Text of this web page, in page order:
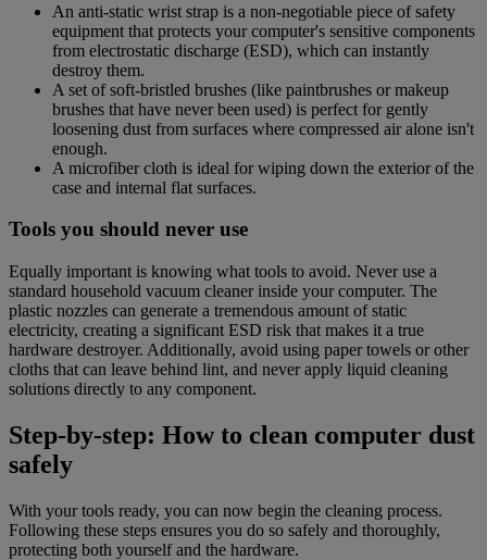
An anti-static wrist strap is a non-negotiable piece of safety
equipment that protects your computer's sensitive components
from electrostatic discharge (ESD), which can instantly
destroy them.
A set of soft-bristled brushes (like paintbrushes or makeup
brushes that have never been used) is perfect for gently
loosening dust from surfaces where compressed air alone isn't
enough.
A microfiber cloth is ideal for wiping down the exterior of the
case and internal flat surfaces.
Tools you should never use
Equally important is knowing what tools to avoid. Never use a
standard household vacuum cleaner inside your computer. The
plastic nozzles can generate a tremendous amount of static
electricity, creating a significant ESD risk that makes it a true
hardware destroyer. Additionally, avoid using paper towels or other
cloths that can leave behind lint, and never apply liquid cleaning
solutions directly to any component.
Step-by-step: How to clean computer dust
safely
With your tools ready, you can now begin the cleaning process.
Following these steps ensures you do so safely and thoroughly,
protecting both yourself and the hardware.